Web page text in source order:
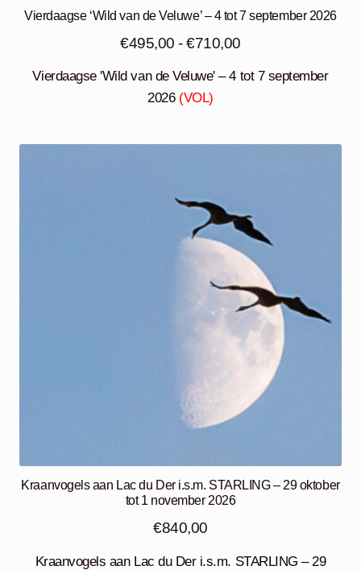
Vierdaagse ‘Wild van de Veluwe’ – 4 tot 7 september 2026
€495,00 - €710,00
€495,00
Vierdaagse 'Wild van de Veluwe' – 4 tot 7 september
2026 (VOL)
Kraanvogels aan Lac du Der i.s.m. STARLING – 29 oktober
tot 1 november 2026
€840,00
Kraanvogels aan Lac du Der i.s.m. STARLING – 29